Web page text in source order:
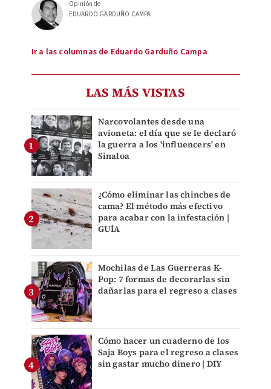
Opinión de
EDUARDO GARDUÑO CAMPA
Ir a las columnas de Eduardo Garduño Campa
LAS MÁS VISTAS
Narcovolantes desde una
avioneta: el día que se le declaró
la guerra a los 'influencers' en
Sinaloa
¿Cómo eliminar las chinches de
cama? El método más efectivo
para acabar con la infestación |
GUÍA
Mochilas de Las Guerreras K-
Pop: 7 formas de decorarlas sin
dañarlas para el regreso a clases
Cómo hacer un cuaderno de los
Saja Boys para el regreso a clases
sin gastar mucho dinero | DIY